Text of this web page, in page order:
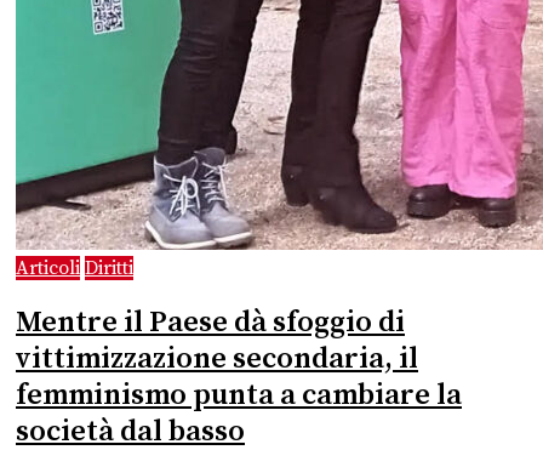
Articoli Diritti
Mentre il Paese dà sfoggio di
vittimizzazione secondaria, il
femminismo punta a cambiare la
società dal basso